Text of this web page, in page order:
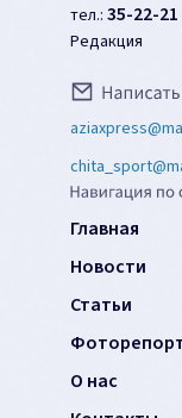
тел.: 35-22-21
Редакция
Главная
Новости
Статьи
О нас